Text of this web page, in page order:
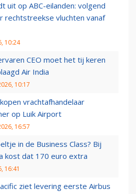
uit op ABC-eilanden: volgend
rechtstreekse vluchten vanaf
10:24
CEO moet het tij keren
Air India
10:17
kopen vrachtafhandelaar
op Luik Airport
16:57
in de Business Class? Bij
kost dat 170 euro extra
16:41
ziet levering eerste Airbus